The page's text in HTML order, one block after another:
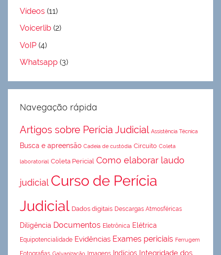
Vídeos (11)
Voicerlib (2)
VoIP (4)
Whatsapp (3)
Navegação rápida
Artigos sobre Perícia Judicial Assistência Técnica
Busca e apreensão Cadeia de custódia Circuito Coleta
laboratorial Coleta Pericial Como elaborar laudo
judicial Curso de Perícia
Judicial Dados digitais Descargas Atmosféricas
Diligência Documentos Eletrônica Elétrica
Equipotencialidade Evidências Exames periciais Ferrugem
Fotografias Galvanização Imagens Indícios Integridade dos